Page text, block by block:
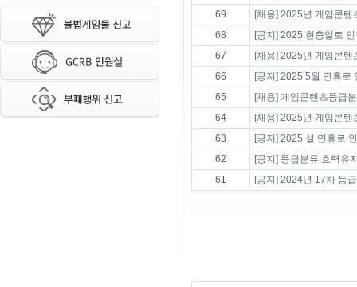
69
[채용] 2025년 게임콘
68
[공지] 2025 현충일로
67
[채용] 2025년 게임콘
66
[공지] 2025 5월 연휴로
65
[채용] 게임콘텐츠등급
64
[채용] 2025년 게임콘
63
[공지] 2025 설 연휴로
62
[공지] 등급분류 효력유
61
[공지] 2024년 17차 등